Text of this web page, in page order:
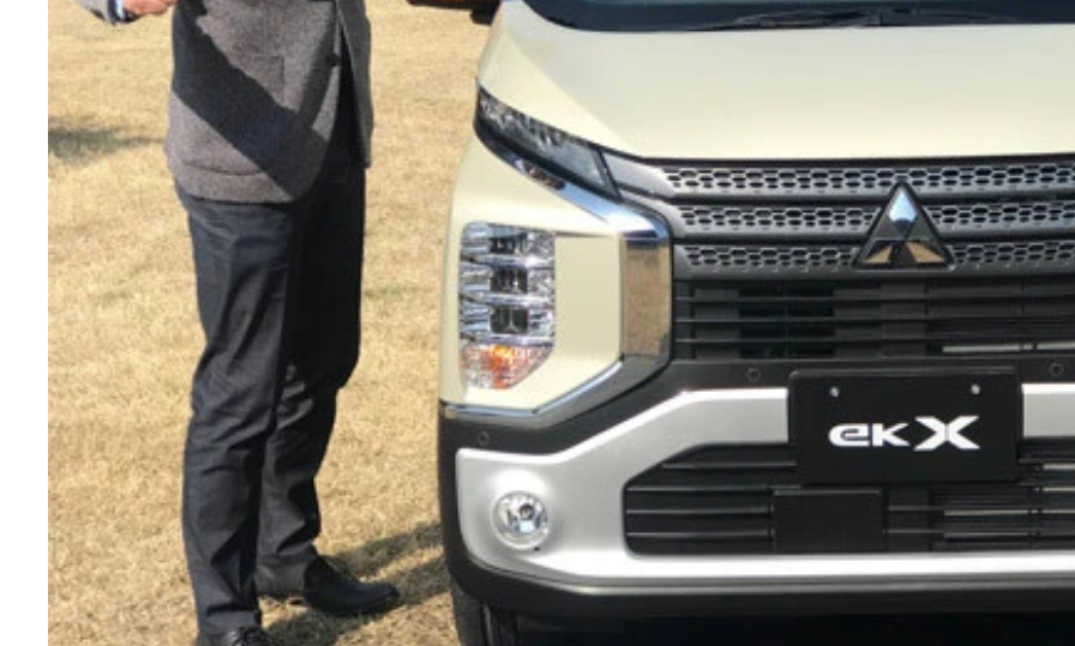
ホンダ Ｎ－ＷＧＮ ７月登場予定の新型「Ｎ－ＷＧＮ（エヌワゴン）」の顔が６月７日に公開。これはまだバ
（左）と小沢コージ（右）